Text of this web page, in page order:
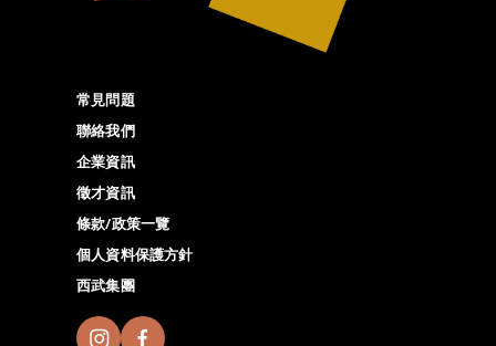
常見問題
聯絡我們
企業資訊
徵才資訊
條款/政策一覽
個人資料保護方針
西武集團